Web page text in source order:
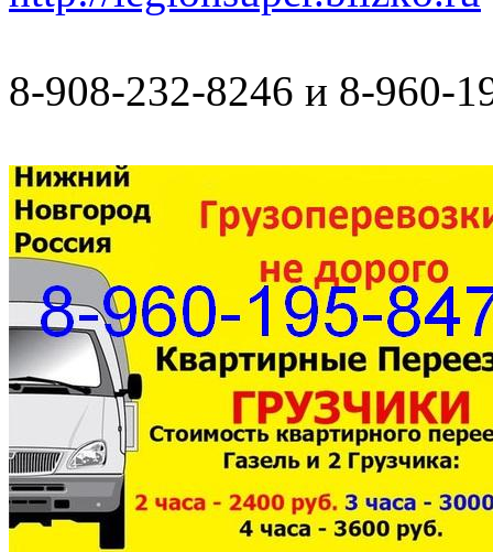
8-908-232-8246 и 8-960-